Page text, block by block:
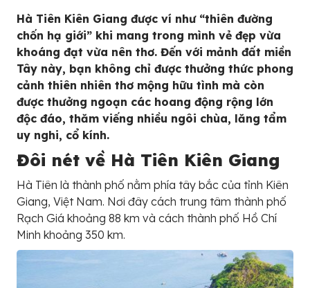
Hà Tiên Kiên Giang được ví như “thiên đường
chốn hạ giới” khi mang trong mình vẻ đẹp vừa
khoáng đạt vừa nên thơ. Đến với mảnh đất miền
Tây này, bạn không chỉ được thưởng thức phong
cảnh thiên nhiên thơ mộng hữu tình mà còn
được thưởng ngoạn các hoang động rộng lớn
độc đáo, thăm viếng nhiều ngôi chùa, lăng tẩm
uy nghi, cổ kính.
Đôi nét về Hà Tiên Kiên Giang
Hà Tiên là thành phố nằm phía tây bắc của tỉnh Kiên
Giang, Việt Nam. Nơi đây cách trung tâm thành phố
Rạch Giá khoảng 88 km và cách thành phố Hồ Chí
Minh khoảng 350 km.